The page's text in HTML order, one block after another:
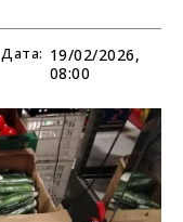
Дата: 19/02/2026,
08:00